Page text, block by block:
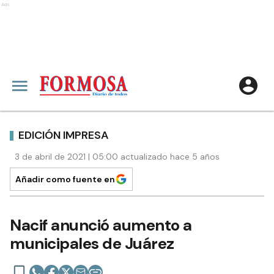
Ads
EDICIÓN IMPRESA
3 de abril de 2021 | 05:00 actualizado hace 5 años
Añadir como fuente en
Nacif anunció aumento a
municipales de Juárez